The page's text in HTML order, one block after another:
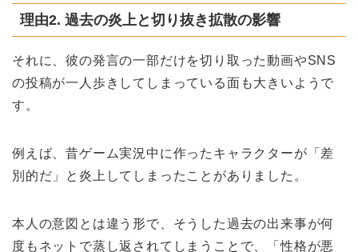
理由2. 過去の炎上と切り抜き拡散の影響
それに、彼の発言の一部だけを切り取った動画やSNS
の投稿が一人歩きしてしまっている面も大きいようで
す。
例えば、昔ゲーム実況中に作ったキャラクターが「差
別的だ」と炎上してしまったことがありました。
本人の意図とは違う形で、そうした過去の出来事が何
度もネットで蒸し返されてしまうことで、「性格が悪